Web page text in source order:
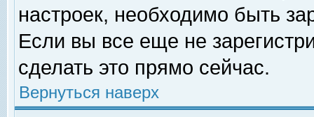
настроек, необходимо быть
Если вы все еще не
сделать это прямо сейчас.
Вернуться наверх